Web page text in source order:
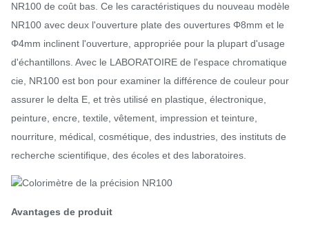
NR100 de coût bas. Ce les caractéristiques du nouveau modèle
NR100 avec deux l'ouverture plate des ouvertures Φ8mm et le
Φ4mm inclinent l'ouverture, appropriée pour la plupart d'usage
d'échantillons. Avec le LABORATOIRE de l'espace chromatique
cie, NR100 est bon pour examiner la différence de couleur pour
assurer le delta E, et très utilisé en plastique, électronique,
peinture, encre, textile, vêtement, impression et teinture,
nourriture, médical, cosmétique, des industries, des instituts de
recherche scientifique, des écoles et des laboratoires.
Avantages de produit